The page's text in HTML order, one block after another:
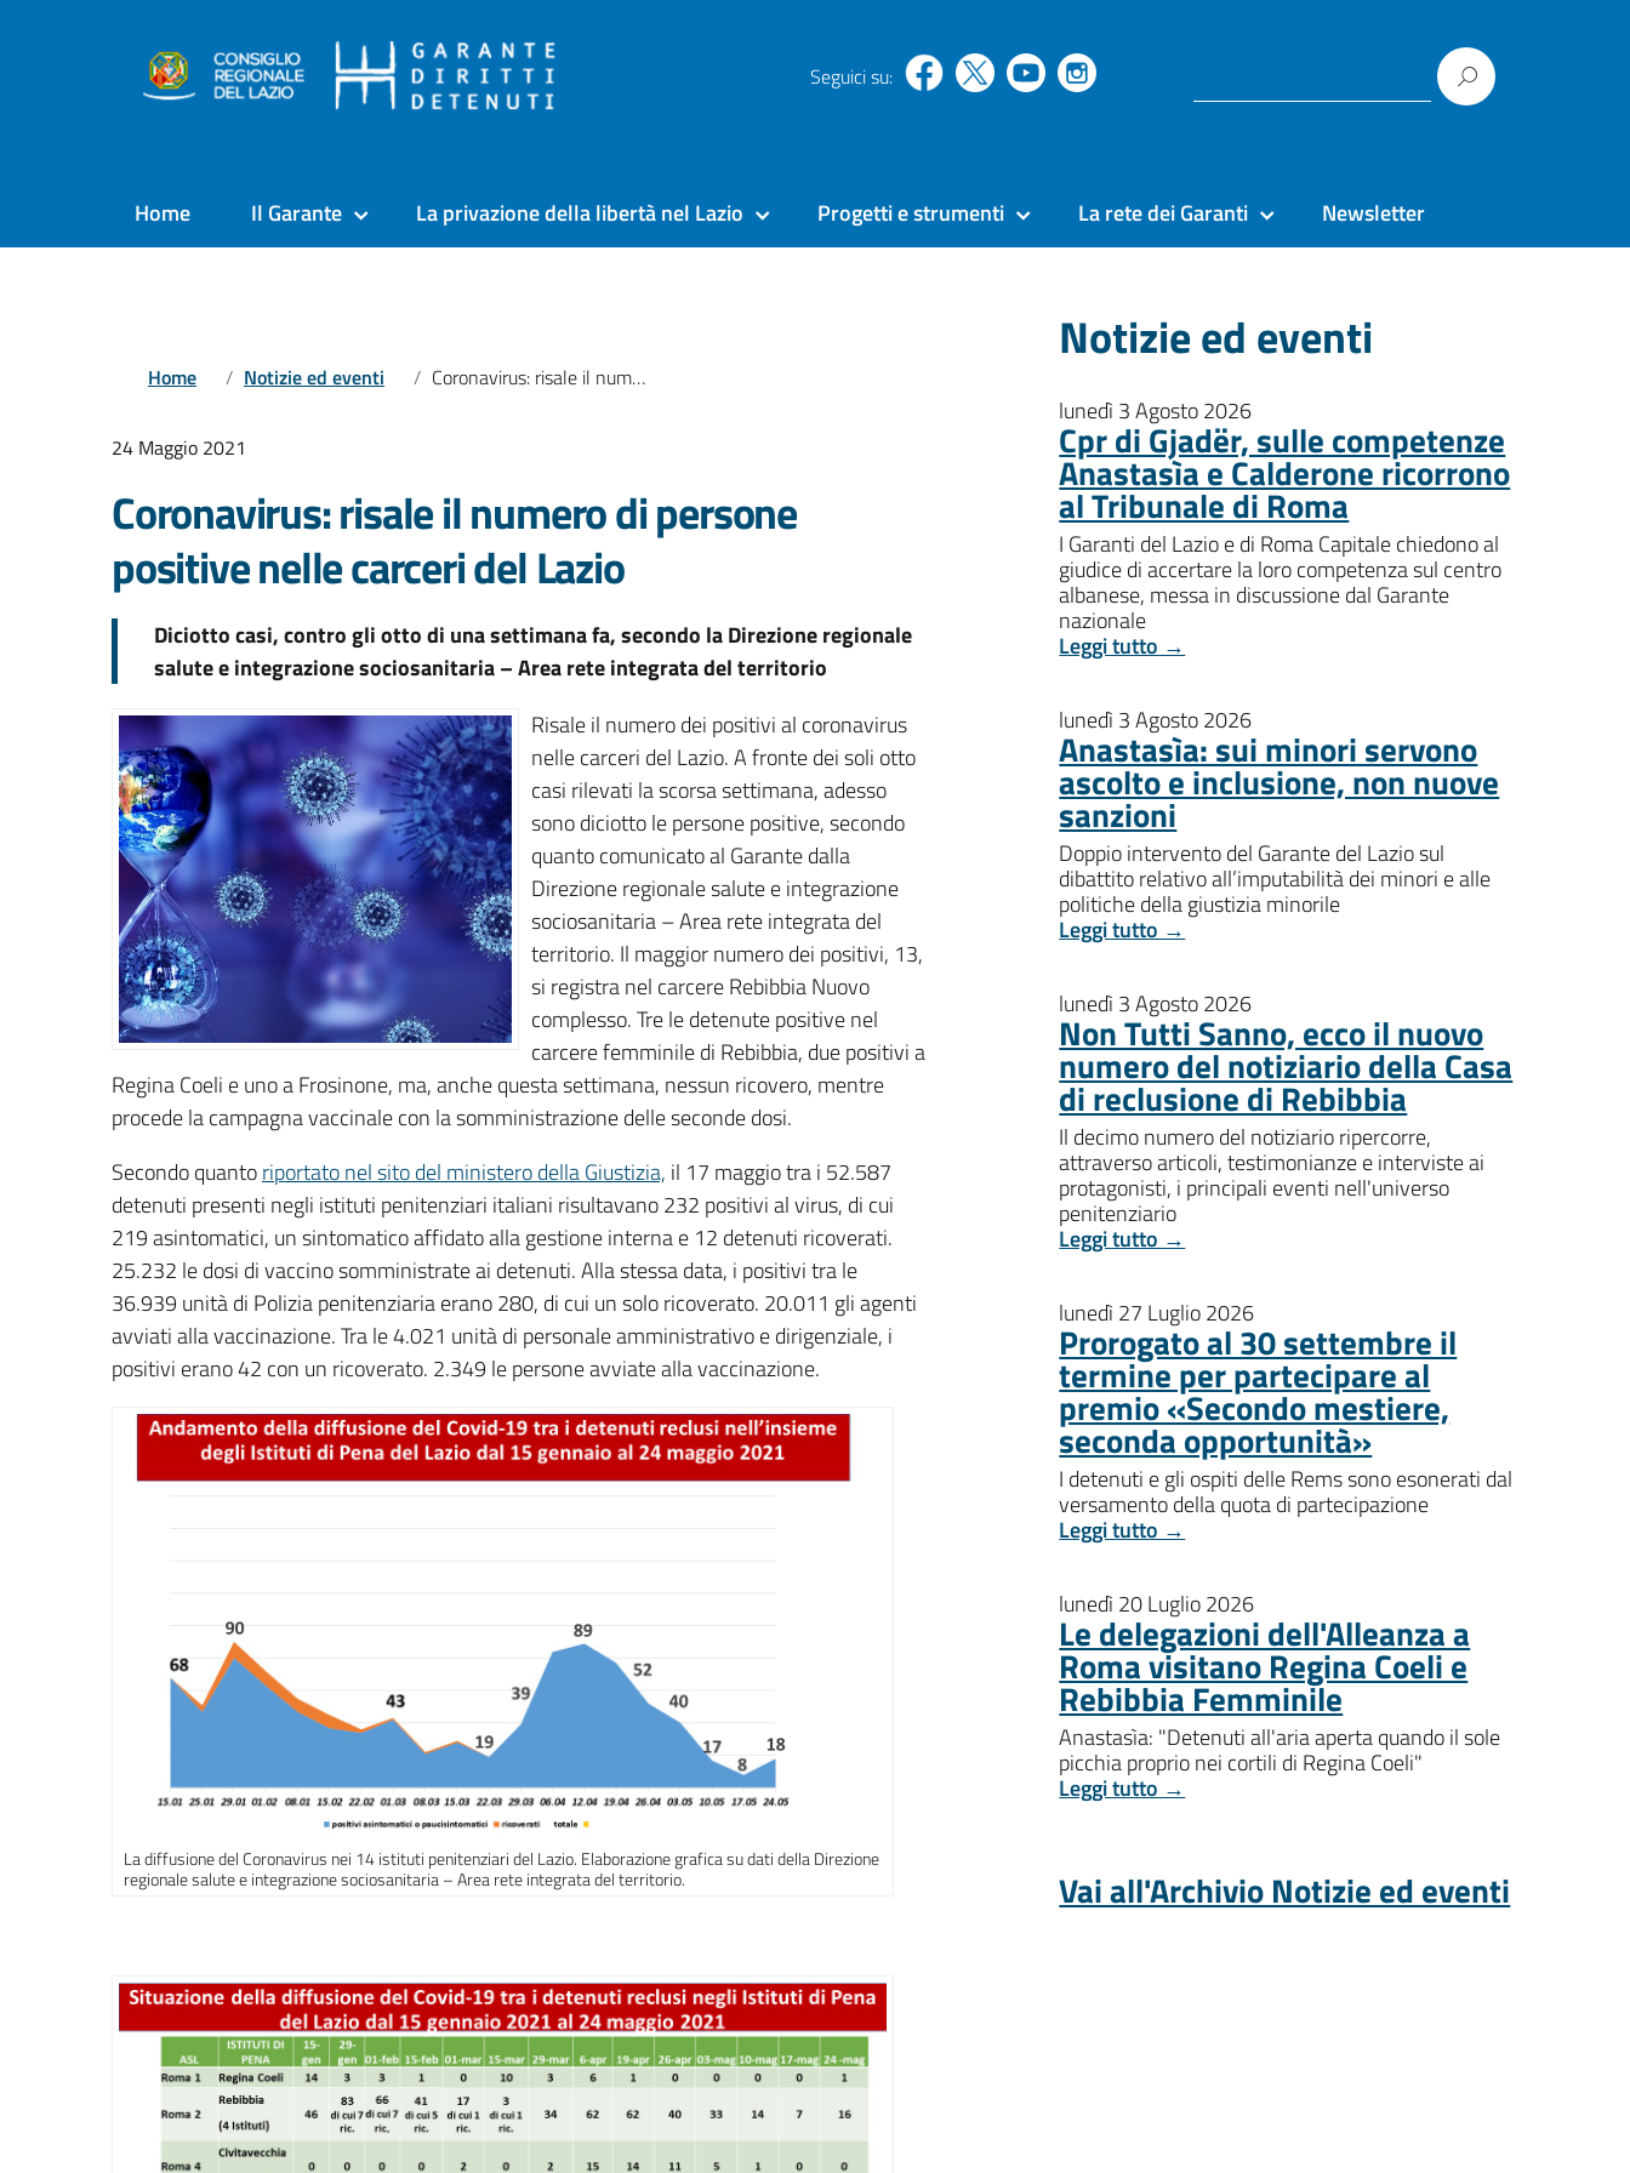
Seguici su:
Home Il Garante La privazione della libertà nel Lazio Progetti e strumenti La rete dei Garanti Newsletter
Home Notizie ed eventi Coronavirus: risale il numero di persone positive nelle carceri del Lazio
24 Maggio 2021
Coronavirus: risale il numero di persone
positive nelle carceri del Lazio
Diciotto casi, contro gli otto di una settimana fa, secondo la Direzione regionale
salute e integrazione sociosanitaria – Area rete integrata del territorio
Risale il numero dei positivi al coronavirus
nelle carceri del Lazio. A fronte dei soli otto
casi rilevati la scorsa settimana, adesso
sono diciotto le persone positive, secondo
quanto comunicato al Garante dalla
Direzione regionale salute e integrazione
sociosanitaria – Area rete integrata del
territorio. Il maggior numero dei positivi, 13,
si registra nel carcere Rebibbia Nuovo
complesso. Tre le detenute positive nel
carcere femminile di Rebibbia, due positivi a
Regina Coeli e uno a Frosinone, ma, anche questa settimana, nessun ricovero, mentre
procede la campagna vaccinale con la somministrazione delle seconde dosi.
Secondo quantoriportato nel sito del ministero della Giustizia, il 17 maggio tra i 52.587
detenuti presenti negli istituti penitenziari italiani risultavano 232 positivi al virus, di cui
219 asintomatici, un sintomatico affidato alla gestione interna e 12 detenuti ricoverati.
25.232 le dosi di vaccino somministrate ai detenuti. Alla stessa data, i positivi tra le
36.939 unità di Polizia penitenziaria erano 280, di cui un solo ricoverato. 20.011 gli agenti
avviati alla vaccinazione. Tra le 4.021 unità di personale amministrativo e dirigenziale, i
positivi erano 42 con un ricoverato. 2.349 le persone avviate alla vaccinazione.
La diffusione del Coronavirus nei 14 istituti penitenziari del Lazio. Elaborazione grafica su dati della Direzione
regionale salute e integrazione sociosanitaria – Area rete integrata del territorio.
Notizie ed eventi
lunedì 3 Agosto 2026
Cpr di Gjadër, sulle competenze
Anastasìa e Calderone ricorrono
al Tribunale di Roma
I Garanti del Lazio e di Roma Capitale chiedono al
giudice di accertare la loro competenza sul centro
albanese, messa in discussione dal Garante
nazionale
Leggi tutto →
lunedì 3 Agosto 2026
Anastasìa: sui minori servono
ascolto e inclusione, non nuove
sanzioni
Doppio intervento del Garante del Lazio sul
dibattito relativo all’imputabilità dei minori e alle
politiche della giustizia minorile
Leggi tutto →
lunedì 3 Agosto 2026
Non Tutti Sanno, ecco il nuovo
numero del notiziario della Casa
di reclusione di Rebibbia
Il decimo numero del notiziario ripercorre,
attraverso articoli, testimonianze e interviste ai
protagonisti, i principali eventi nell'universo
penitenziario
Leggi tutto →
lunedì 27 Luglio 2026
Prorogato al 30 settembre il
termine per partecipare al
premio «Secondo mestiere,
seconda opportunità»
I detenuti e gli ospiti delle Rems sono esonerati dal
versamento della quota di partecipazione
Leggi tutto →
lunedì 20 Luglio 2026
Le delegazioni dell'Alleanza a
Roma visitano Regina Coeli e
Rebibbia Femminile
Anastasìa: "Detenuti all'aria aperta quando il sole
picchia proprio nei cortili di Regina Coeli"
Leggi tutto →
Vai all'Archivio Notizie ed eventi